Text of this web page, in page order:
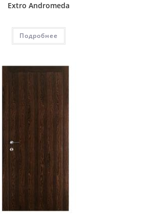
Extro Andromeda
Подробнее